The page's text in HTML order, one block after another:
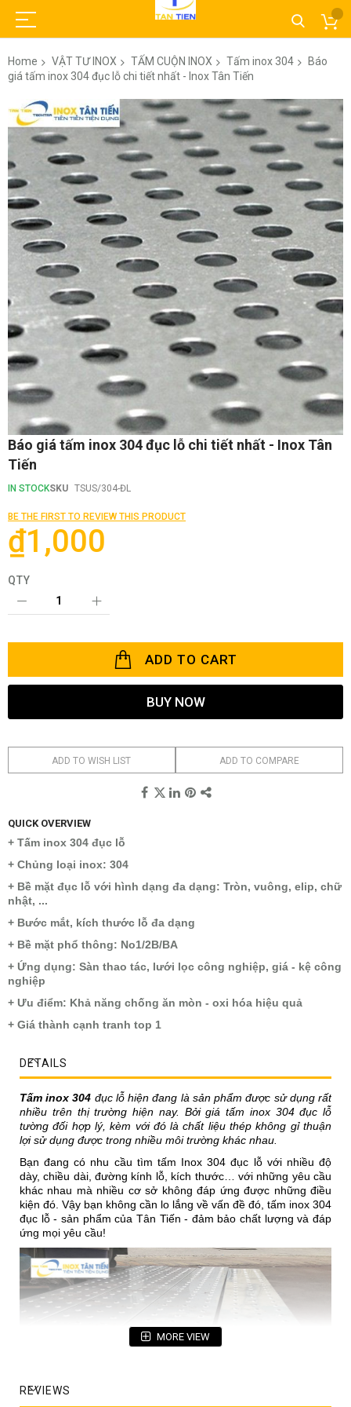
Home VẬT TƯ INOX TẤM CUỘN INOX Tấm inox 304
Báo
giá tấm inox 304 đục lỗ chi tiết nhất - Inox Tân Tiến
Skip
to
end
of
the
images
gallery
Skip
the
of
images
gallery
Báo giá tấm inox 304 đục lỗ chi tiết nhất - Inox Tân
Tiến
IN STOCKSKU TSUS/304-ĐL
BE THE FIRST TO REVIEW THIS PRODUCT
₫1,000
QTY
ADD TO CART
BUY NOW
ADD TO WISH LIST ADD TO COMPARE
QUICK OVERVIEW
+ Tấm inox 304 đục lỗ
+ Chủng loại inox: 304
+ Bề mặt đục lỗ với hình dạng đa dạng: Tròn, vuông, elip, chữ
nhật, ...
+ Bước mắt, kích thước lỗ đa dạng
+ Bề mặt phổ thông: No1/2B/BA
+ Ứng dụng: Sàn thao tác, lưới lọc công nghiệp, giá - kệ công
nghiệp
+ Ưu điểm: Khả năng chống ăn mòn - oxi hóa hiệu quả
+ Giá thành cạnh tranh top 1
DETAILS
Tấm inox 304 đục lỗ hiện đang là sản phẩm được sử dụng rất
nhiều trên thị trường hiện nay. Bởi giá tấm inox 304 đục lỗ
tường đối hợp lý, kèm với đó là chất liệu thép không gỉ thuận
lợi sử dụng được trong nhiều môi trường khác nhau.
Bạn đang có nhu cầu tìm tấm Inox 304 đục lỗ với nhiều độ
dày, chiều dài, đường kính lỗ, kích thước… với những yêu cầu
khác nhau mà nhiều cơ sở không đáp ứng được những điều
kiện đó. Vậy bạn không cần lo lắng về vấn đề đó, tấm inox 304
đục lỗ - sản phẩm của Tân Tiến - đảm bảo chất lượng và đáp
ứng mọi yêu cầu!
MORE VIEW
REVIEWS